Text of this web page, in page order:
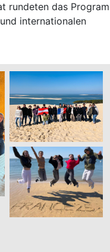
rundeten das
internationalen